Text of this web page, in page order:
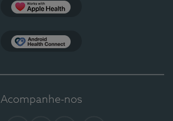
Acompanhe-nos